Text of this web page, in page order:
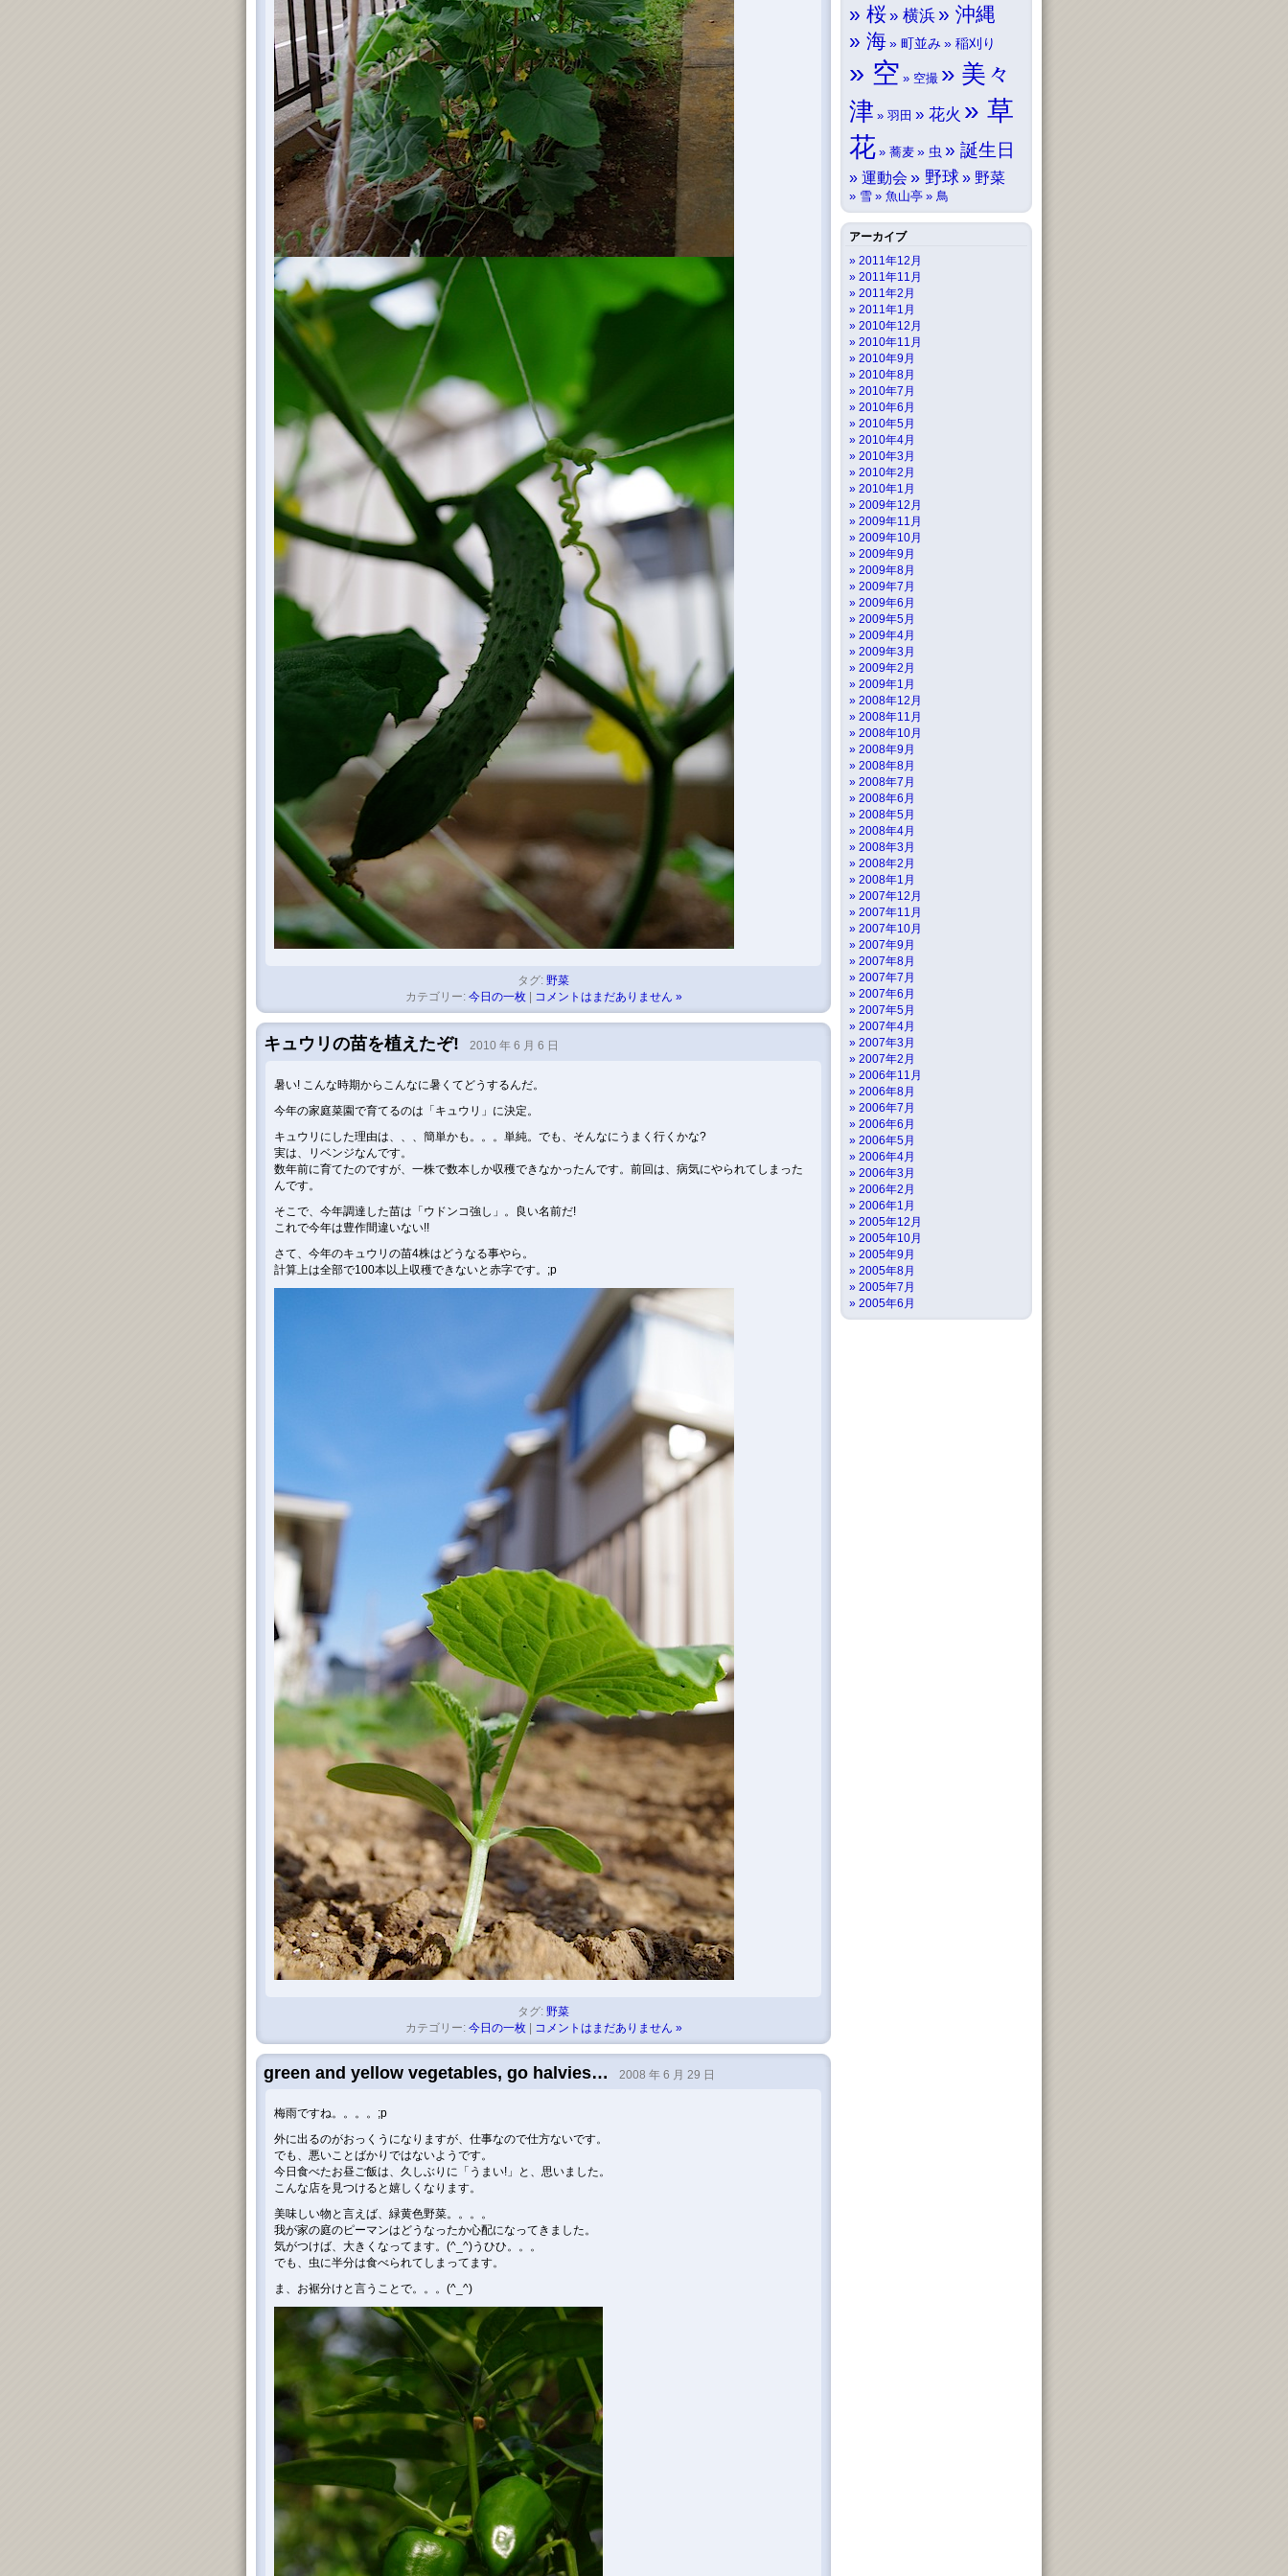
タグ: 野菜
カテゴリー: 今日の一枚| コメントはまだありません »
キュウリの苗を植えたぞ! 2010 年 6 月 6 日
暑い! こんな時期からこんなに暑くてどうするんだ。
今年の家庭菜園で育てるのは「キュウリ」に決定。
キュウリにした理由は、、、簡単かも。。。単純。でも、そんなにうまく行くかな?
実は、リベンジなんです。
数年前に育てたのですが、一株で数本しか収穫できなかったんです。前回は、病気にやられてしまった
んです。
そこで、今年調達した苗は「ウドンコ強し」。良い名前だ!
これで今年は豊作間違いない!!
さて、今年のキュウリの苗4株はどうなる事やら。
計算上は全部で100本以上収穫できないと赤字です。;p
タグ: 野菜
カテゴリー: 今日の一枚| コメントはまだありません »
green and yellow vegetables, go halvies… 2008 年 6 月 29 日
梅雨ですね。。。。;p
外に出るのがおっくうになりますが、仕事なので仕方ないです。
でも、悪いことばかりではないようです。
今日食べたお昼ご飯は、久しぶりに「うまい!」と、思いました。
こんな店を見つけると嬉しくなります。
美味しい物と言えば、緑黄色野菜。。。。
我が家の庭のピーマンはどうなったか心配になってきました。
気がつけば、大きくなってます。(^_^)うひひ。。。
でも、虫に半分は食べられてしまってます。
ま、お裾分けと言うことで。。。(^_^)
桜 横浜
沖縄
海
町並み 稲刈り
空 空撮
美々
津
羽田 花火
草
花
蕎麦 虫 誕生日
運動会 野球 野菜
雪 魚山亭 鳥
アーカイブ
2011年12月
2011年11月
2011年2月
2011年1月
2010年12月
2010年11月
2010年9月
2010年8月
2010年7月
2010年6月
2010年5月
2010年4月
2010年3月
2010年2月
2010年1月
2009年12月
2009年11月
2009年10月
2009年9月
2009年8月
2009年7月
2009年6月
2009年5月
2009年4月
2009年3月
2009年2月
2009年1月
2008年12月
2008年11月
2008年10月
2008年9月
2008年8月
2008年7月
2008年6月
2008年5月
2008年4月
2008年3月
2008年2月
2008年1月
2007年12月
2007年11月
2007年10月
2007年9月
2007年8月
2007年7月
2007年6月
2007年5月
2007年4月
2007年3月
2007年2月
2006年11月
2006年8月
2006年7月
2006年6月
2006年5月
2006年4月
2006年3月
2006年2月
2006年1月
2005年12月
2005年10月
2005年9月
2005年8月
2005年7月
2005年6月